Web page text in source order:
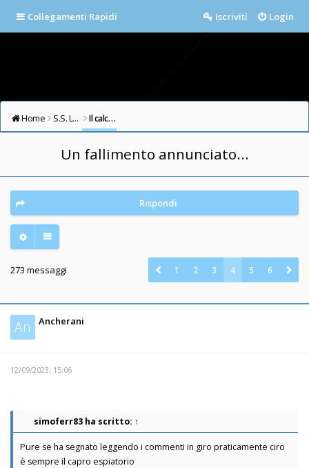
Collegamenti Rapidi Login
Iscriviti
Home S.S. LAZIO FORUM Il calcio in testa
Un fallimento annunciato...
Rispondi
273 messaggi 1 2 3 4 5 6
An Ancherani
12/09/2023, 15:06
simoferr83 ha scritto: ↑
Pure se ha segnato leggendo i commenti in giro praticamente ciro
è sempre il capro espiatorio